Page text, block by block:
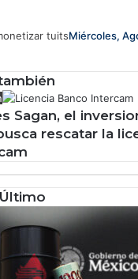
tuitsMiércoles,
Sagan, el
rescatar la